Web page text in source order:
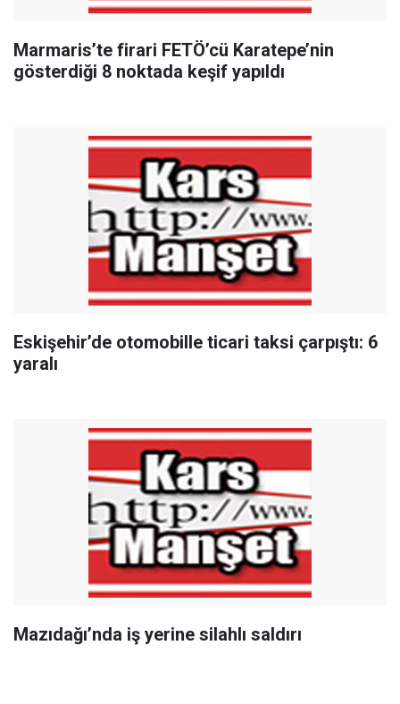
Marmaris’te firari FETÖ’cü Karatepe’nin
gösterdiği 8 noktada keşif yapıldı
Eskişehir’de otomobille ticari taksi çarpıştı: 6
yaralı
Mazıdağı’nda iş yerine silahlı saldırı